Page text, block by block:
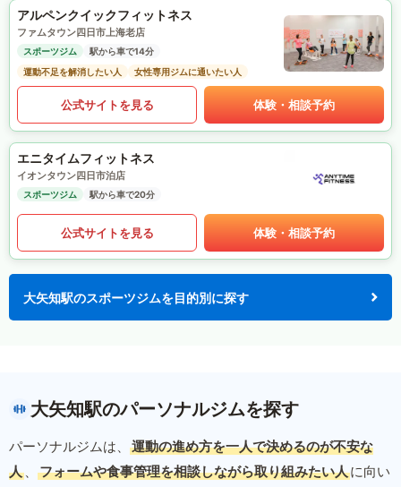
アルペンクイックフィットネス
ファムタウン四日市上海老店
スポーツジム
駅から車で14分
運動不足を解消したい人
女性専用ジムに通いたい人
公式サイトを見る 体験・相談予約
エニタイムフィットネス
イオンタウン四日市泊店
スポーツジム 駅から車で20分
公式サイトを見る 体験・相談予約
大矢知駅のスポーツジムを目的別に探す
大矢知駅のパーソナルジムを探す
パーソナルジムは、
運動の進め方を一人で決めるのが不安な
人 、 フォームや食事管理を相談しながら取り組みたい人に向い